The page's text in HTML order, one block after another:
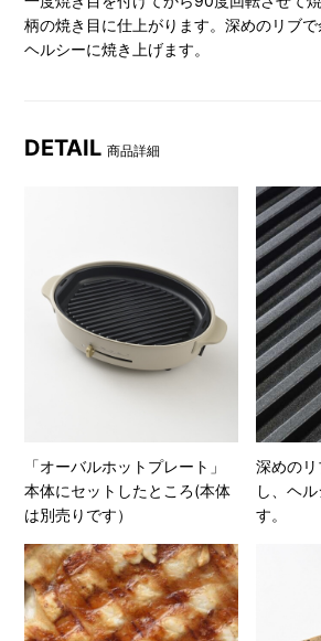
柄の焼き目に仕上がります。深めのリブで
ヘルシーに焼き上げます。
DETAIL商品詳細
「オーバルホットプレート」
本体にセットしたところ(本体
は別売りです）
深めのリ
し、ヘ
す。